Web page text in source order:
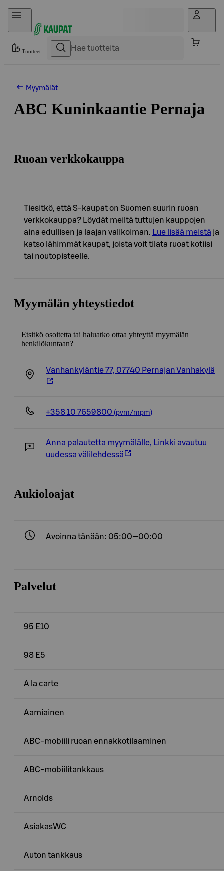
Hyppää sisältöön
Tuotteet
Myymälät
ABC Kuninkaantie Pernaja
Ruoan verkkokauppa
Tiesitkö, että S-kaupat on Suomen suurin ruoan
verkkokauppa? Löydät meiltä tuttujen kauppojen
aina edullisen ja laajan valikoiman. Lue lisää meistä ja
katso lähimmät kaupat, joista voit tilata ruoat kotiisi
tai noutopisteelle.
Myymälän yhteystiedot
Etsitkö osoitetta tai haluatko ottaa yhteyttä myymälän
henkilökuntaan?
Vanhankyläntie 77, 07740 Pernajan Vanhakylä
+358 10 7659800 (pvm/mpm)
Anna palautetta myymälälle, Linkki avautuu
uudessa välilehdessä
Aukioloajat
Avoinna tänään: 05:00—00:00
Palvelut
95 E10
98 E5
A la carte
Aamiainen
ABC-mobiili ruoan ennakkotilaaminen
ABC-mobiilitankkaus
Arnolds
AsiakasWC
Auton tankkaus